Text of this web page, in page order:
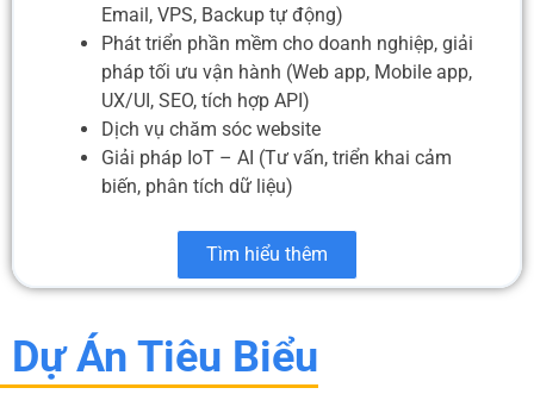
Email, VPS, Backup tự động)
Phát triển phần mềm cho doanh nghiệp, giải
pháp tối ưu vận hành (Web app, Mobile app,
UX/UI, SEO, tích hợp API)
Dịch vụ chăm sóc website
Giải pháp IoT – AI (Tư vấn, triển khai cảm
biến, phân tích dữ liệu)
Tìm hiểu thêm
Dự Án Tiêu Biểu